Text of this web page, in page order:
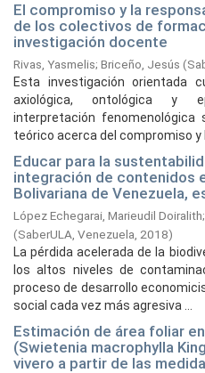
El compromiso y la
de los colectivos de
investigación docente
Rivas, Yasmelis; Briceño, Jesús (
Esta investigación orientada
axiológica, ontológica y
interpretación fenomenológica
teórico acerca del compromiso y
Educar para la
integración de contenidos
Bolivariana de Venezuela,
López Echegarai, Marieudil Doiralith;
(SaberULA, Venezuela, 2018)
La pérdida acelerada de la
los altos niveles de
proceso de desarrollo
social cada vez más agresiva ...
Estimación de área foliar
(Swietenia macrophylla
vivero a partir de las